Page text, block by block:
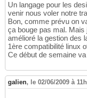
Un langage pour les
venir nous voler notre
Bon, comme prévu on
ça bouge pas mal.
amélioré la gestion des
1ère compatibilité linux
Ce début de semaine
galien, le 02/06/2009 à